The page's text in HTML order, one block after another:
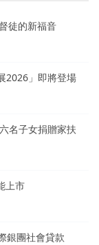
徒的新福音
2026」即將登場
名子女捐贈家扶
上市
銀團社會貸款